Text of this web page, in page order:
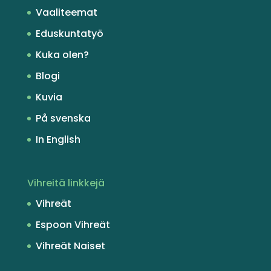
Vaaliteemat
Eduskuntatyö
Kuka olen?
Blogi
Kuvia
På svenska
In English
Vihreitä linkkejä
Vihreät
Espoon Vihreät
Vihreät Naiset